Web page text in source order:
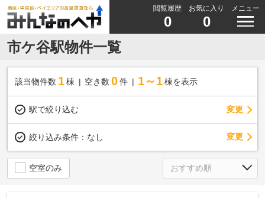
閲覧履歴
0
お気に入り
0
メニュー
市ケ谷駅物件一覧
該当物件数 1棟 空き数 0 件 1～1 棟を表示
駅で絞り込む 変更
絞り込み条件： なし 変更
空室のみ